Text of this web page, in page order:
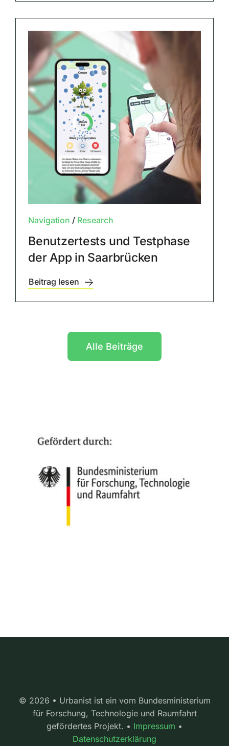
Navigation / Research
Benutzertests und Testphase
der App in Saarbrücken
Beitrag lesen
Alle Beiträge
© 2026 • Urbanist ist ein vom Bundesministerium
für Forschung, Technologie und Raumfahrt
gefördertes Projekt. • Impressum •
Datenschutzerklärung